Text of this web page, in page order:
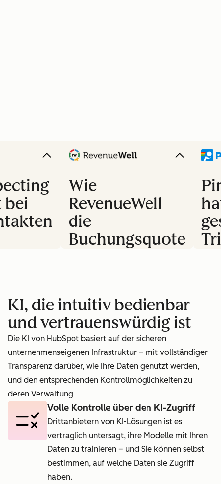
bei
Wie
RevenueWell
die
Buchungsquote
KI, die intuitiv bedienbar
und vertrauenswürdig ist
Die KI von HubSpot basiert auf der sicheren
unternehmenseigenen Infrastruktur – mit vollständiger
Transparenz darüber, wie Ihre Daten genutzt werden,
und den entsprechenden Kontrollmöglichkeiten zu
deren Verwaltung.
Volle Kontrolle über den KI-Zugriff
Drittanbietern von KI-Lösungen ist es
vertraglich untersagt, ihre Modelle mit Ihren
Daten zu trainieren – und Sie können selbst
bestimmen, auf welche Daten sie Zugriff
haben.